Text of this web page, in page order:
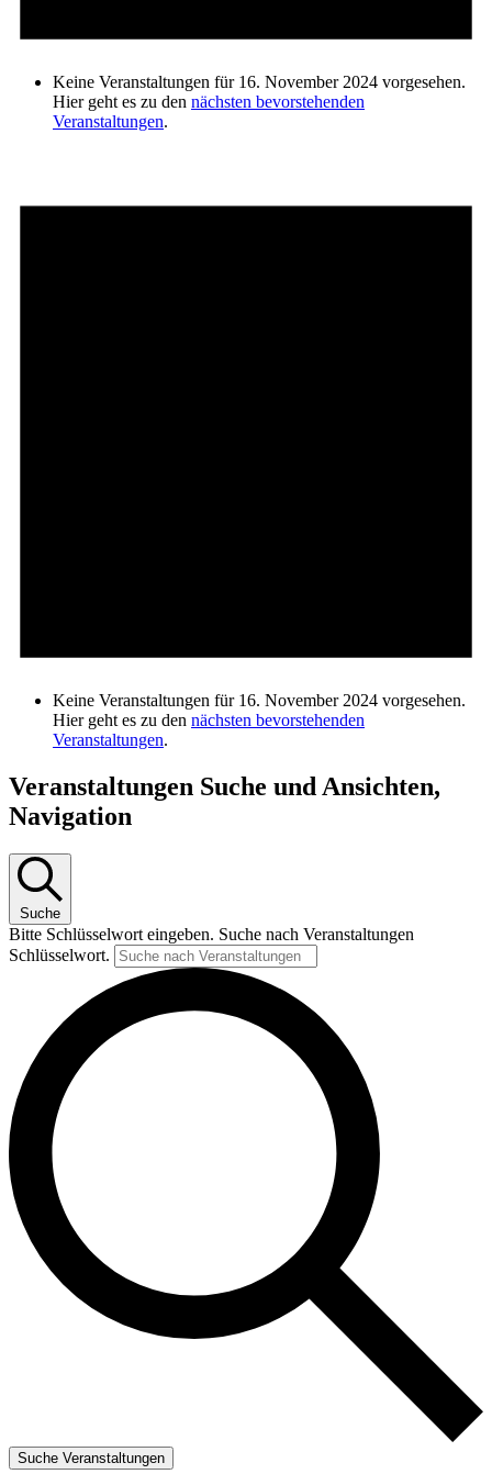
Keine Veranstaltungen für 16. November 2024 vorgesehen.
Hier geht es zu den nächsten bevorstehenden
Veranstaltungen.
Keine Veranstaltungen für 16. November 2024 vorgesehen.
Hier geht es zu den nächsten bevorstehenden
Veranstaltungen.
Veranstaltungen Suche und Ansichten,
Navigation
Suche
Bitte Schlüsselwort eingeben. Suche nach Veranstaltungen
Schlüsselwort.
Suche Veranstaltungen